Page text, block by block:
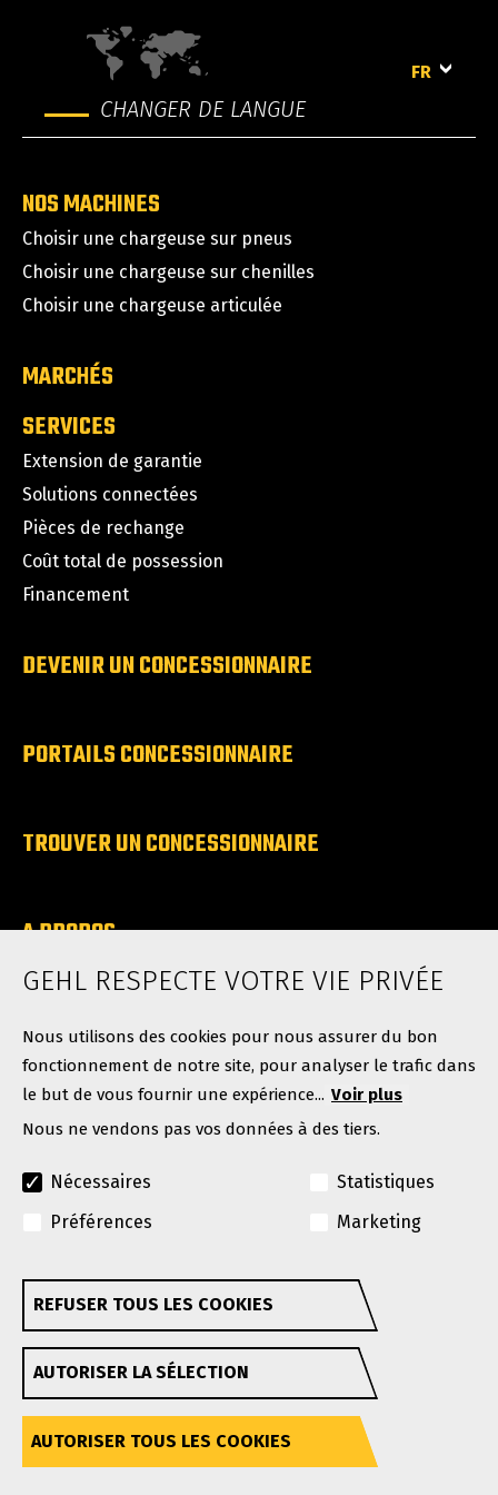
CHANGER DE LANGUE
FR
NOS MACHINES
Choisir une chargeuse sur pneus
Choisir une chargeuse sur chenilles
Choisir une chargeuse articulée
MARCHÉS
SERVICES
Extension de garantie
Solutions connectées
Pièces de rechange
Coût total de possession
Financement
DEVENIR UN CONCESSIONNAIRE
PORTAILS CONCESSIONNAIRE
TROUVER UN CONCESSIONNAIRE
A PROPOS
Carrieres
GEHL se réserve le droit d'apporter des améliorations
ou des modifications à tout moment sans préavis ni
Politique de confidentialité Conditions d'utilisation
GEHL RESPECTE VOTRE VIE PRIVÉE
Nous utilisons des cookies pour nous assurer du bon
fonctionnement de notre site, pour analyser le trafic dans
le but de vous fournir une expérience... Voir plus
Nous ne vendons pas vos données à des tiers.
Nécessaires
Statistiques
Préférences
Marketing
REFUSER TOUS LES COOKIES
AUTORISER LA SÉLECTION
AUTORISER TOUS LES COOKIES
Retirer son consentement